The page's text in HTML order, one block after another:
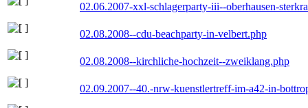
02.06.2007-xxl-schlagerparty-iii--oberhausen-
02.08.2008--cdu-beachparty-in-velbert.php
02.08.2008--kirchliche-hochzeit--zweiklang.php
02.09.2007--40.-nrw-kuenstlertreff-im-a42-in-